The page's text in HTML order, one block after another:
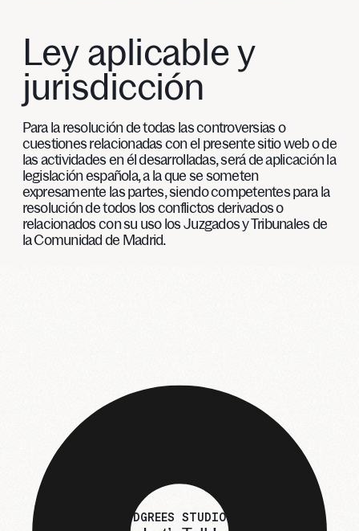
Ley aplicable y
jurisdicción
Para la resolución de todas las controversias o
cuestiones relacionadas con el presente sitio web o de
las actividades en él desarrolladas, será de aplicación la
legislación española, a la que se someten
expresamente las partes, siendo competentes para la
resolución de todos los conflictos derivados o
relacionados con su uso los Juzgados y Tribunales de
la Comunidad de Madrid.
DGREES STUDIO